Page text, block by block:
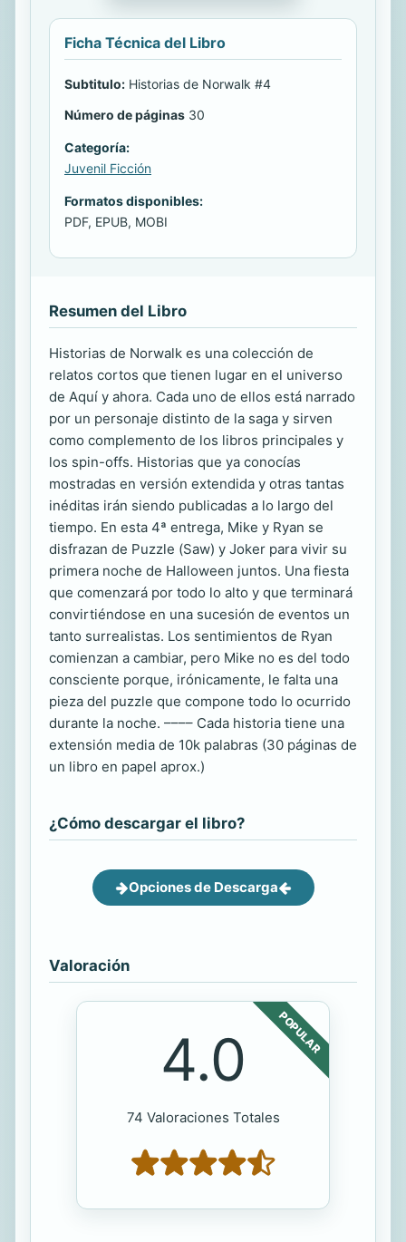
Ficha Técnica del Libro
Subtitulo: Historias de Norwalk #4
Número de páginas 30
Categoría:
Juvenil Ficción
Formatos disponibles:
PDF, EPUB, MOBI
Resumen del Libro
Historias de Norwalk es una colección de
relatos cortos que tienen lugar en el universo
de Aquí y ahora. Cada uno de ellos está narrado
por un personaje distinto de la saga y sirven
como complemento de los libros principales y
los spin-offs. Historias que ya conocías
mostradas en versión extendida y otras tantas
inéditas irán siendo publicadas a lo largo del
tiempo. En esta 4ª entrega, Mike y Ryan se
disfrazan de Puzzle (Saw) y Joker para vivir su
primera noche de Halloween juntos. Una fiesta
que comenzará por todo lo alto y que terminará
convirtiéndose en una sucesión de eventos un
tanto surrealistas. Los sentimientos de Ryan
comienzan a cambiar, pero Mike no es del todo
consciente porque, irónicamente, le falta una
pieza del puzzle que compone todo lo ocurrido
durante la noche. –––– Cada historia tiene una
extensión media de 10k palabras (30 páginas de
un libro en papel aprox.)
¿Cómo descargar el libro?
Opciones de Descarga
Valoración
POPULAR
4.0
74 Valoraciones Totales